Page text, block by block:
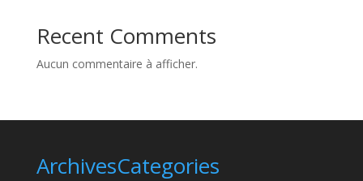
Recent Comments
Aucun commentaire à afficher.
ArchivesCategories